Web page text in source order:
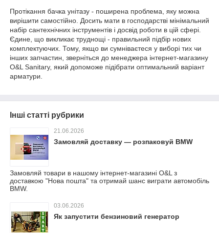
Протікання бачка унітазу - поширена проблема, яку можна
вирішити самостійно. Досить мати в господарстві мінімальний
набір сантехнічних інструментів і досвід роботи в цій сфері.
Єдине, що викликає труднощі - правильний підбір нових
комплектуючих. Тому, якщо ви сумніваєтеся у виборі тих чи
інших запчастин, зверніться до менеджера інтернет-магазину
O&L Sanitary, який допоможе підібрати оптимальний варіант
арматури.
Інші статті рубрики
21.06.2026
Замовляй доставку — розпаковуй BMW
Замовляй товари в нашому інтернет-магазині O&L з
доставкою "Нова пошта" та отримай шанс виграти автомобіль
BMW.
03.06.2026
Як запустити бензиновий генератор